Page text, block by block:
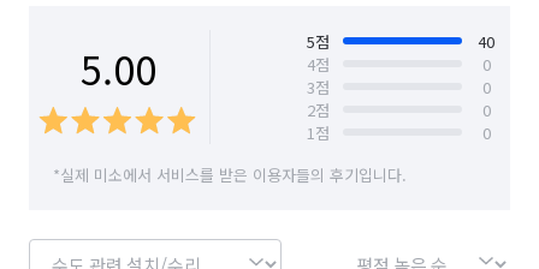
5.00 5점
40
4점
0
3점
0
2점
0
1점
0
*실제 미소에서 서비스를 받은 이용자들의 후기입니다.